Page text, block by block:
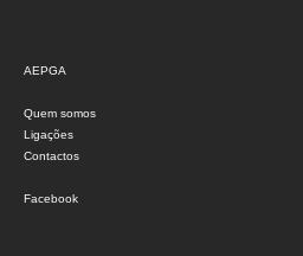
AEPGA
Quem somos
Ligações
Contactos
Facebook